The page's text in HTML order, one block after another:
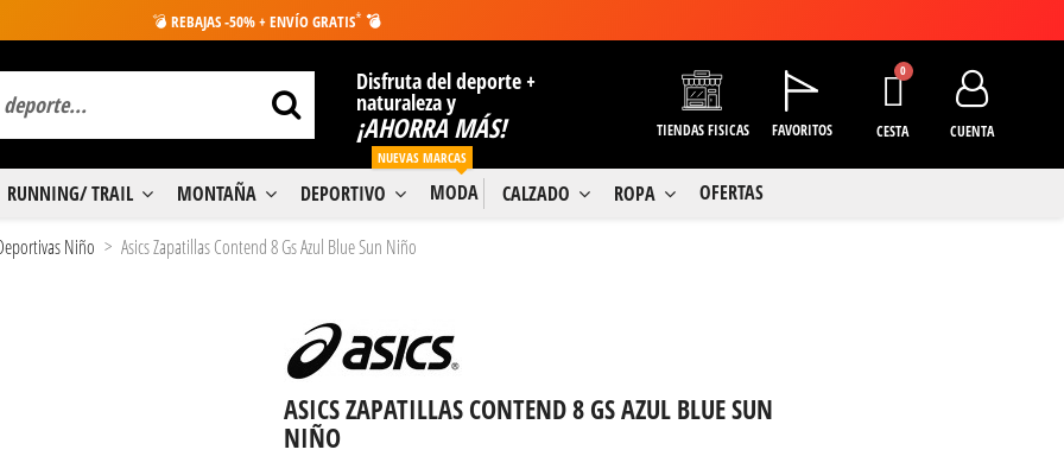
💣 REBAJAS -50% + ENVÍO GRATIS* 💣
Disfruta del deporte +
naturaleza y
¡AHORRA MÁS! TIENDAS FISICAS FAVORITOS CESTA CUENTA
RUNNING/ TRAIL MONTAÑA DEPORTIVO MODA
NUEVAS MARCAS
CALZADO ROPA OFERTAS
Niño Asics Zapatillas Contend 8 Gs Azul Blue Sun Niño
ASICS ZAPATILLAS CONTEND 8 GS AZUL BLUE SUN
NIÑO